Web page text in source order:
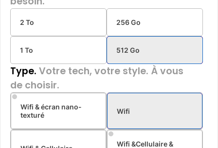
2 To 256 Go
1 To 512 Go
Type. Votre tech, votre style. À vous
de choisir.
Wifi & écran nano-
texturé
Wifi
Wifi &Cellulaire &